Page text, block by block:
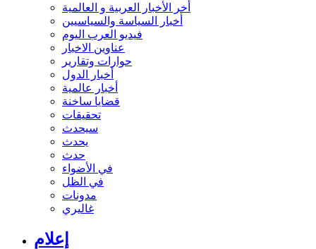
أخر الأخبار العربية و العالمية
أخبار السياسة والسياسيين
فيديو العرب اليوم
عناوين الاخبار
حوارات وتقارير
أخبار الدول
أخبار عالمية
قضايا ساخنة
تحقيقات
سيحدث
يحدث
حدث
في الأضواء
في الظل
مدونات
غاليري
إعلام